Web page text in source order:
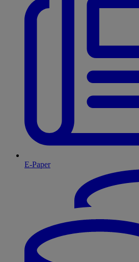
E-Paper